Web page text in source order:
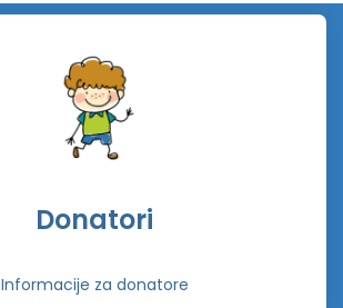
Donatori
Informacije za donatore